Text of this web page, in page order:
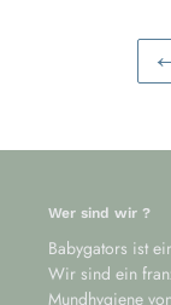
Wer sind wir ?
Babygators ist
Wir sind ein
Mundhygiene